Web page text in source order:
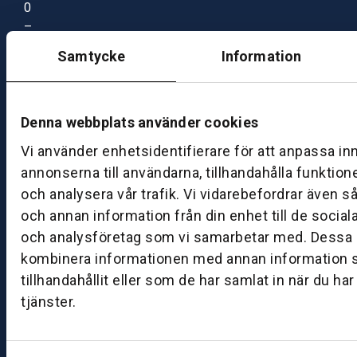
Samtycke Information
Denna webbplats använder cookies
Vi använder enhetsidentifierare för att anpassa
annonserna till användarna, tillhandahålla
och analysera vår trafik. Vi vidarebefordrar även
och annan information från din enhet till de
och analysföretag som vi samarbetar med. Dessa
kombinera informationen med annan information
tillhandahållit eller som de har samlat in när du
tjänster.
0
–
0
B
ut
ik
S
k
d
e
B